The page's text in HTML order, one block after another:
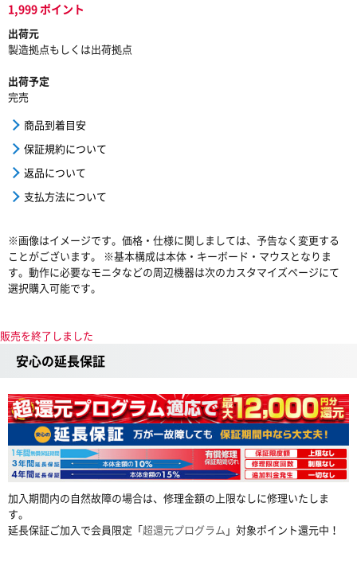
1,999 ポイント
出荷元
製造拠点もしくは出荷拠点
出荷予定
完売
商品到着目安
保証規約について
返品について
支払方法について
※画像はイメージです。価格・仕様に関しましては、予告なく変更する
ことがございます。 ※基本構成は本体・キーボード・マウスとなりま
す。動作に必要なモニタなどの周辺機器は次のカスタマイズページにて
選択購入可能です。
販売を終了しました
安心の延長保証
加入期間内の自然故障の場合は、修理金額の上限なしに修理いたしま
す。
延長保証ご加入で会員限定「超還元プログラム 」対象ポイント還元中！